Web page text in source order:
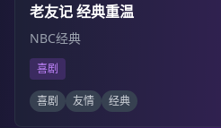
老友记 经典重温
NBC经典
喜剧
喜剧 友情 经典